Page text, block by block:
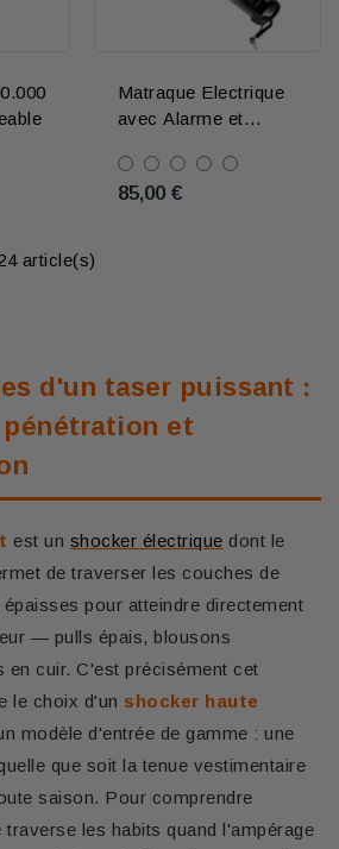
Matraque Electrique
avec Alarme et
Coupe-circuit de
sécurité
85,00 €
article(s)
d'un taser puissant :
et
est un shocker électrique dont le
de traverser les couches de
pour atteindre directement
— pulls épais, blousons
en cuir. C'est précisément cet
le choix d'un shocker haute
modèle d'entrée de gamme : une
que soit la tenue vestimentaire
saison. Pour comprendre
les habits quand l'ampérage